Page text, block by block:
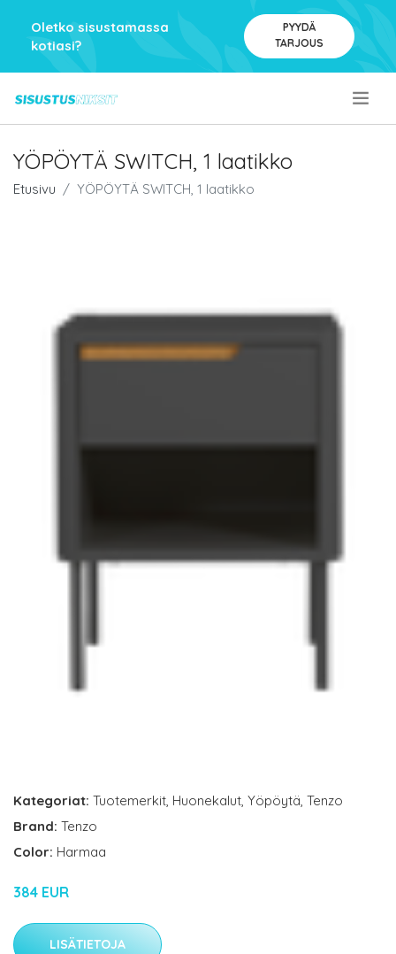
Oletko sisustamassa
kotiasi?
PYYDÄ
TARJOUS
YÖPÖYTÄ SWITCH, 1 laatikko
Etusivu YÖPÖYTÄ SWITCH, 1 laatikko
Kategoriat: Tuotemerkit, Huonekalut, Yöpöytä, Tenzo
Brand: Tenzo
Color: Harmaa
384 EUR
LISÄTIETOJA